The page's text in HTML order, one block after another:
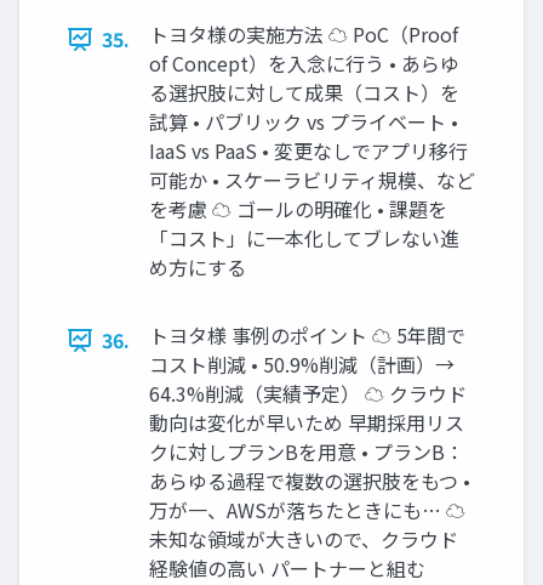
35.
トヨタ様の実施方法 ☁ PoC（Proof
of Concept）を入念に行う • あらゆ
る選択肢に対して成果（コスト）を
試算 • パブリック vs プライベート •
IaaS vs PaaS • 変更なしでアプリ移行
可能か • スケーラビリティ規模、など
を考慮 ☁ ゴールの明確化 • 課題を
「コスト」に一本化してブレない進
め方にする
36.
トヨタ様 事例のポイント ☁ 5年間で
コスト削減 • 50.9%削減（計画）→
64.3%削減（実績予定） ☁ クラウド
動向は変化が早いため 早期採用リス
クに対しプランBを用意 • プランB：
あらゆる過程で複数の選択肢をもつ •
万が一、AWSが落ちたときにも… ☁
未知な領域が大きいので、クラウド
経験値の高い パートナーと組む